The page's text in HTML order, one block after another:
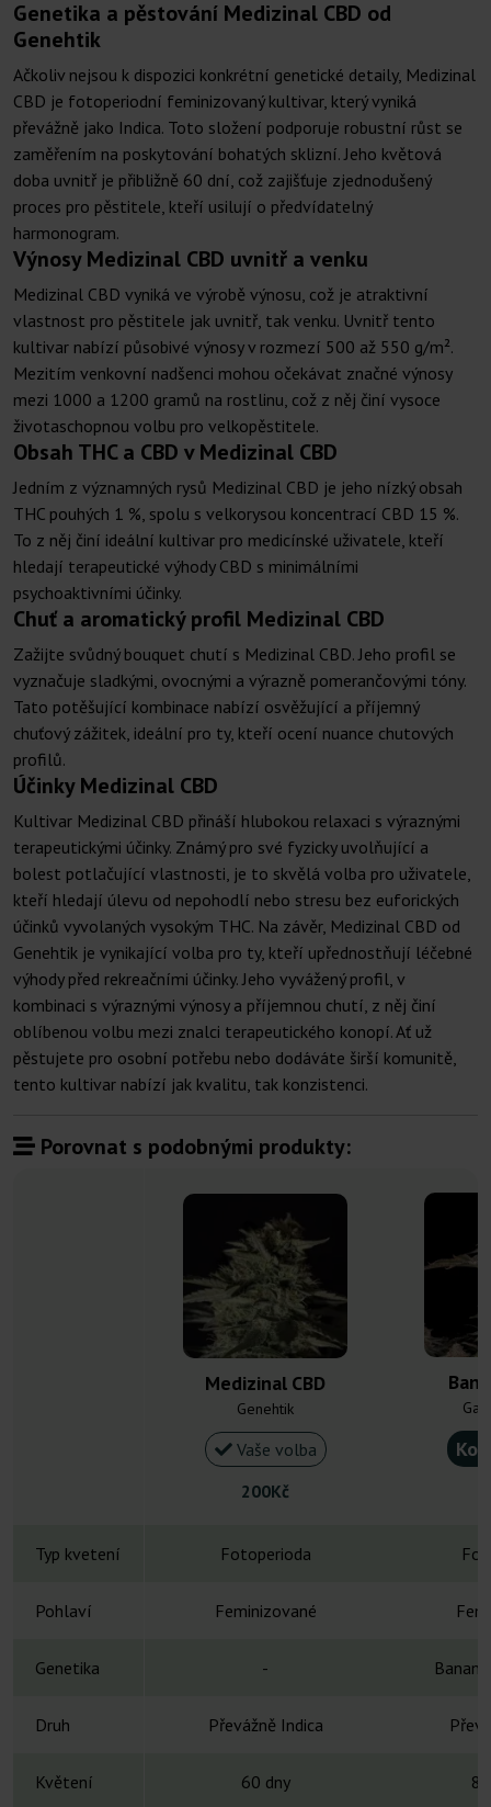
Genetika a pěstování Medizinal CBD od
Genehtik
Ačkoliv nejsou k dispozici konkrétní genetické detaily, Medizinal
CBD je fotoperiodní feminizovaný kultivar, který vyniká
převážně jako Indica. Toto složení podporuje robustní růst se
zaměřením na poskytování bohatých sklizní. Jeho květová
doba uvnitř je přibližně 60 dní, což zajišťuje zjednodušený
proces pro pěstitele, kteří usilují o předvídatelný
harmonogram.
Výnosy Medizinal CBD uvnitř a venku
Medizinal CBD vyniká ve výrobě výnosu, což je atraktivní
vlastnost pro pěstitele jak uvnitř, tak venku. Uvnitř tento
kultivar nabízí působivé výnosy v rozmezí 500 až 550 g/m².
Mezitím venkovní nadšenci mohou očekávat značné výnosy
mezi 1000 a 1200 gramů na rostlinu, což z něj činí vysoce
životaschopnou volbu pro velkopěstitele.
Obsah THC a CBD v Medizinal CBD
Jedním z významných rysů Medizinal CBD je jeho nízký obsah
THC pouhých 1 %, spolu s velkorysou koncentrací CBD 15 %.
To z něj činí ideální kultivar pro medicínské uživatele, kteří
hledají terapeutické výhody CBD s minimálními
psychoaktivními účinky.
Chuť a aromatický profil Medizinal CBD
Zažijte svůdný bouquet chutí s Medizinal CBD. Jeho profil se
vyznačuje sladkými, ovocnými a výrazně pomerančovými tóny.
Tato potěšující kombinace nabízí osvěžující a příjemný
chuťový zážitek, ideální pro ty, kteří ocení nuance chutových
profilů.
Účinky Medizinal CBD
Kultivar Medizinal CBD přináší hlubokou relaxaci s výraznými
terapeutickými účinky. Známý pro své fyzicky uvolňující a
bolest potlačující vlastnosti, je to skvělá volba pro uživatele,
kteří hledají úlevu od nepohodlí nebo stresu bez euforických
účinků vyvolaných vysokým THC. Na závěr, Medizinal CBD od
Genehtik je vynikající volba pro ty, kteří upřednostňují léčebné
výhody před rekreačními účinky. Jeho vyvážený profil, v
kombinaci s výraznými výnosy a příjemnou chutí, z něj činí
oblíbenou volbu mezi znalci terapeutického konopí. Ať už
pěstujete pro osobní potřebu nebo dodáváte širší komunitě,
tento kultivar nabízí jak kvalitu, tak konzistenci.
Porovnat s podobnými produkty:
Medizinal CBD
Genehtik
Vaše volba
200Kč
Typ kvetení Fotoperioda
Pohlaví Feminizované
Genetika -
Druh Převážně Indica
Květení 60 dny